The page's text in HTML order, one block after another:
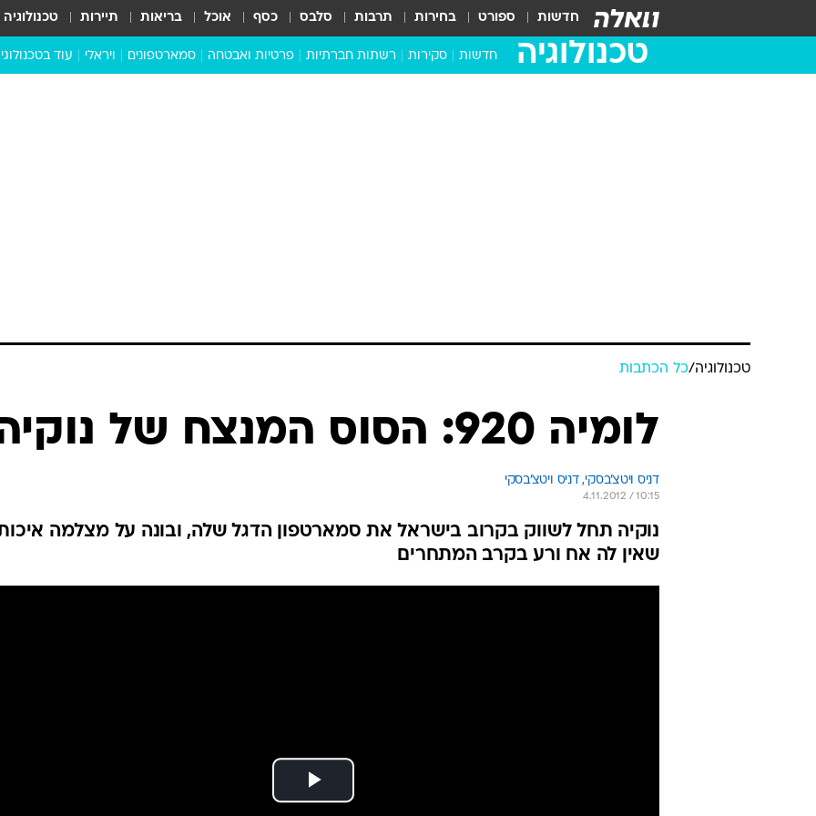
חדשות ספורט בחירות תרבות סלבס כסף אוכל בריאות תיירות טכנולוגיה
טכנולוגיה חדשות סקירות רשתות חברתיות פרטיות ואבטחה סמארטפונים ויראלי עוד
טכנולוגיה/כל הכתבות
לומיה 920: הסוס המנצח של נוקיה?
דניס ויטצ'בסקי, דניס ויטצ'בסקי
4.11.2012 / 10:15
נוקיה תחל לשווק בקרוב בישראל את סמארטפון הדגל שלה, ובונה על מצלמה
שאין לה אח ורע בקרב המתחרים